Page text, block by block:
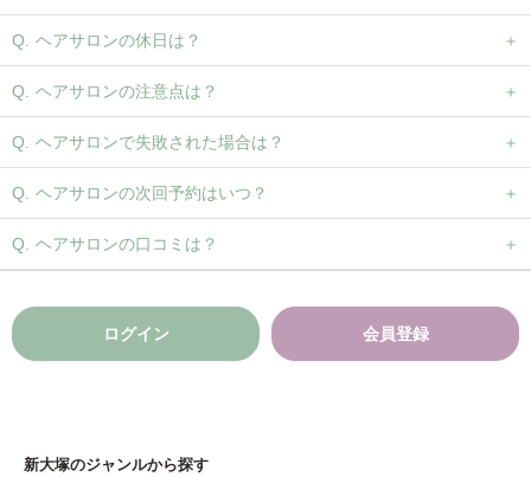
ヘアサロンの休日は？
ヘアサロンの注意点は？
ヘアサロンで失敗された場合は？
ヘアサロンの次回予約はいつ？
ヘアサロンの口コミは？
ログイン 会員登録
新大塚のジャンルから探す